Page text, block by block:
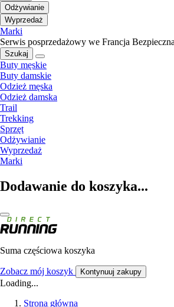
Odżywianie
Wyprzedaż
Marki
Serwis posprzedażowy we Francja
Szukaj
Buty męskie
Buty damskie
Odzież męska
Odzież damska
Trail
Trekking
Sprzęt
Odżywianie
Wyprzedaż
Marki
Dodawanie do koszyka...
Suma częściowa koszyka
Zobacz mój koszyk Kontynuuj zakupy
Loading...
Strona główna